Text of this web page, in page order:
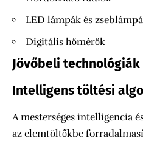
LED lámpák és
Digitális hőmérők
Jövőbeli
Intelligens töltési
A mesterséges intelligencia
az elemtöltőkbe